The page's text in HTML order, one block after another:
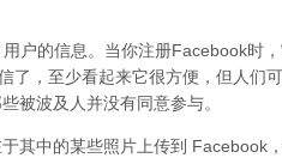
户的信息。当你注册Facebook时
了，至少看起来它很方便，但人们
被波及人并没有同意参与。
其中的某些照片上传到 Facebook